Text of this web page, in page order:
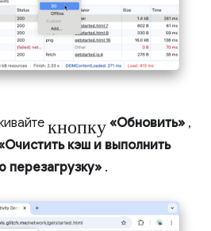
кнопку «Обновить» ,
кэш и выполнить
перезагрузку» .